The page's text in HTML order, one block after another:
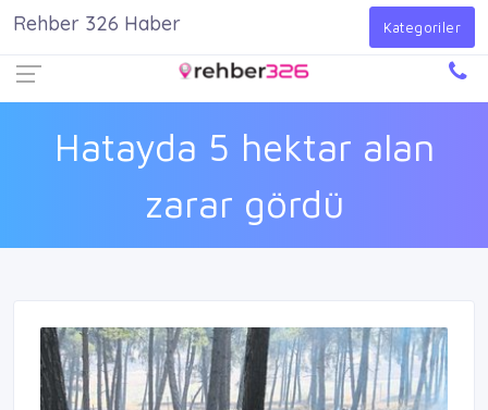
Giriş Yap
Hatayda 5 hektar alan
zarar gördü
Rehber 326 Haber Kategoriler